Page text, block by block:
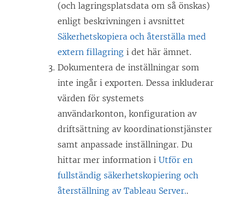
(och lagringsplatsdata om så önskas)
enligt beskrivningen i avsnittet
Säkerhetskopiera och återställa med
extern fillagring i det här ämnet.
Dokumentera de inställningar som
inte ingår i exporten. Dessa inkluderar
värden för systemets
användarkonton, konfiguration av
driftsättning av koordinationstjänster
samt anpassade inställningar. Du
hittar mer information i Utför en
fullständig säkerhetskopiering och
återställning av Tableau Server..